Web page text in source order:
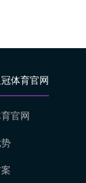
体育官网
官网